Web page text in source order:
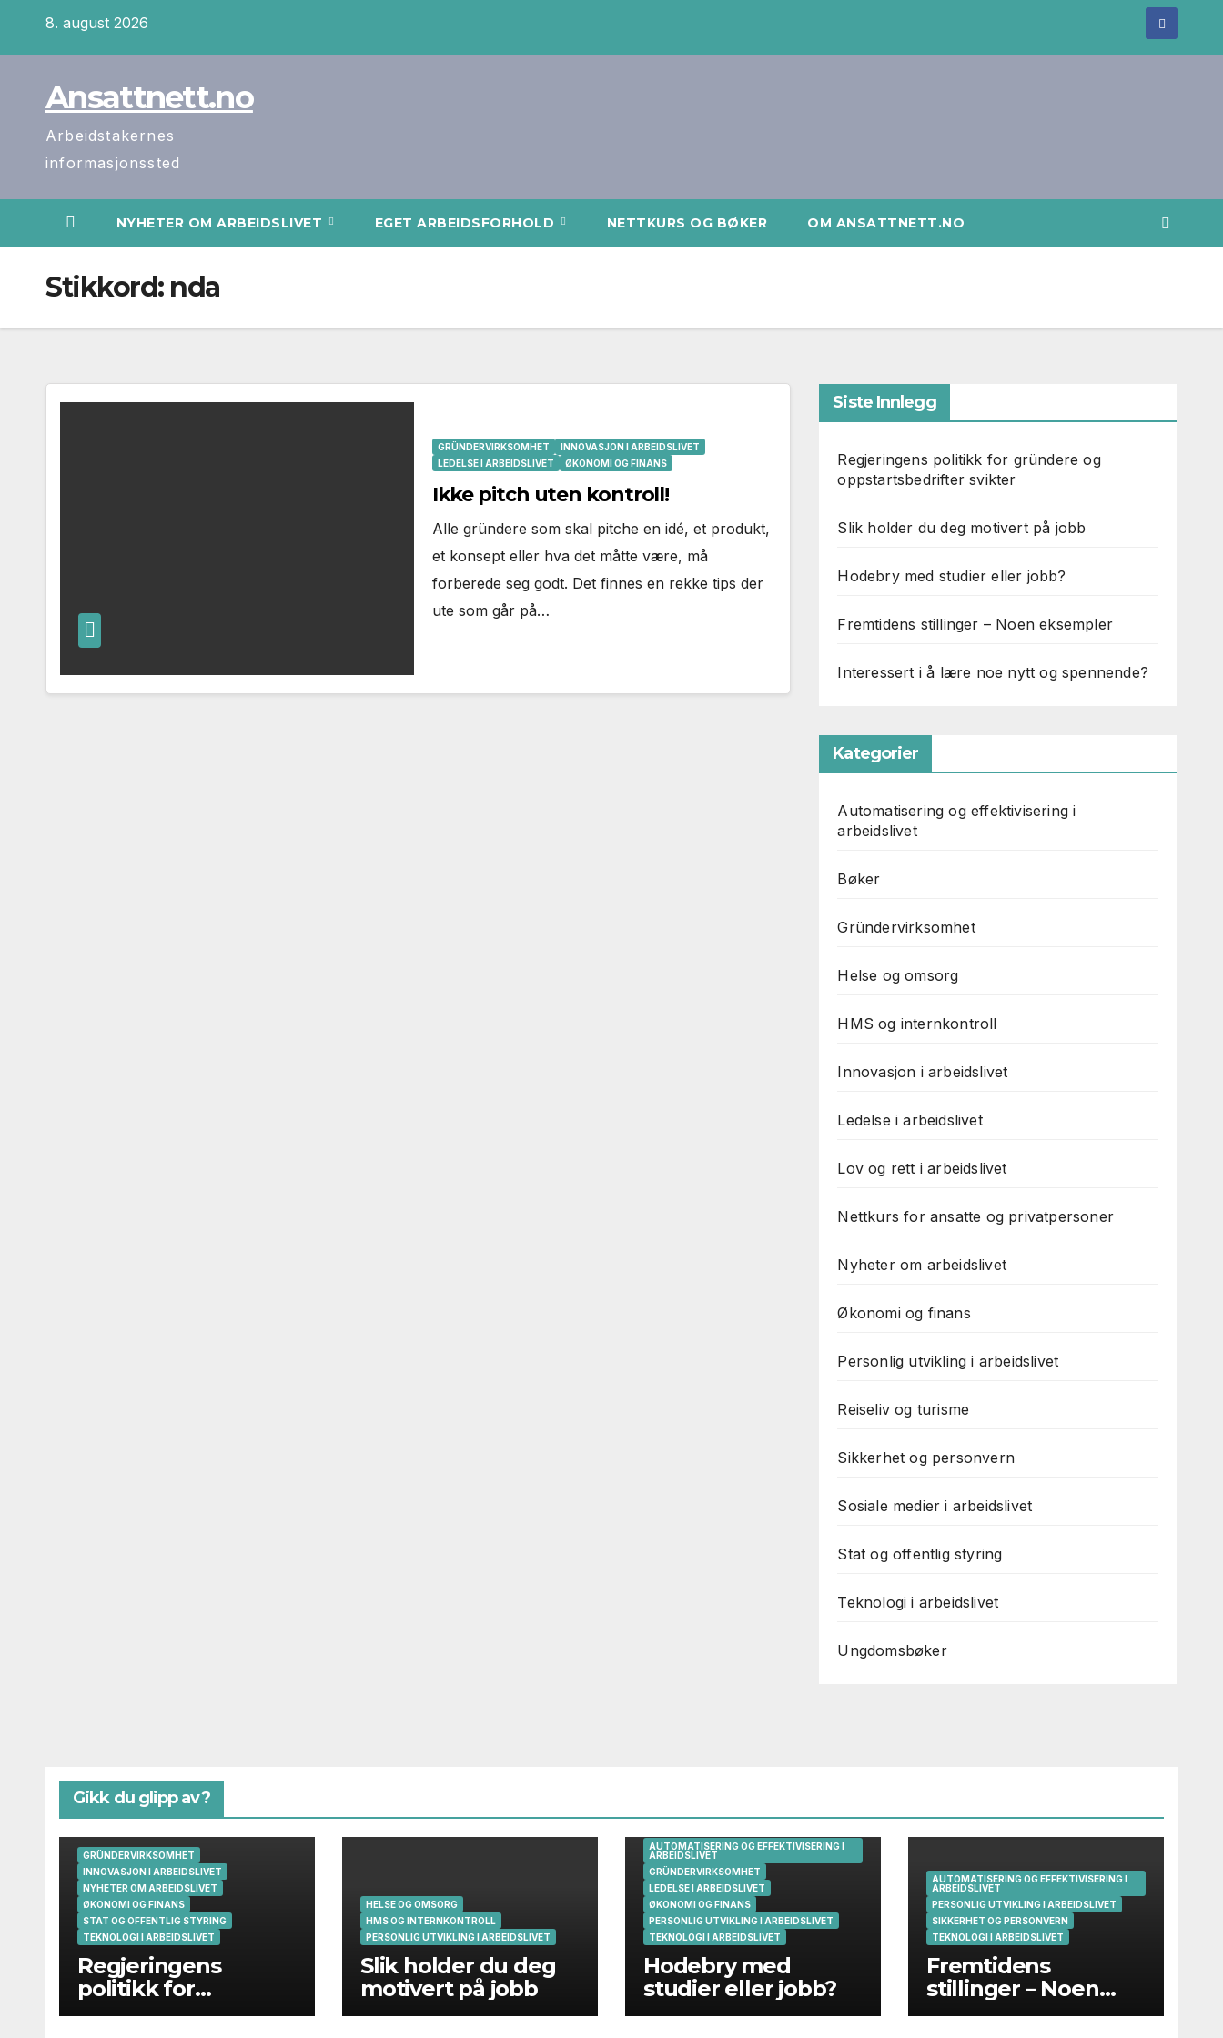
8. august 2026
Ansattnett.no
Arbeidstakernes
informasjonssted
NYHETER OM ARBEIDSLIVET EGET ARBEIDSFORHOLD NETTKURS OG BØKER OM ANSATTNETT.NO
Stikkord: nda
GRÜNDERVIRKSOMHET
INNOVASJON I ARBEIDSLIVET
LEDELSE I ARBEIDSLIVET
ØKONOMI OG FINANS
Ikke pitch uten kontroll!
Alle gründere som skal pitche en idé, et produkt,
et konsept eller hva det måtte være, må
forberede seg godt. Det finnes en rekke tips der
ute som går på…
Siste Innlegg
Regjeringens politikk for gründere og
oppstartsbedrifter svikter
Slik holder du deg motivert på jobb
Hodebry med studier eller jobb?
Fremtidens stillinger – Noen eksempler
Interessert i å lære noe nytt og spennende?
Kategorier
Automatisering og effektivisering i
arbeidslivet
Bøker
Gründervirksomhet
Helse og omsorg
HMS og internkontroll
Innovasjon i arbeidslivet
Ledelse i arbeidslivet
Lov og rett i arbeidslivet
Nettkurs for ansatte og privatpersoner
Nyheter om arbeidslivet
Økonomi og finans
Personlig utvikling i arbeidslivet
Reiseliv og turisme
Sikkerhet og personvern
Sosiale medier i arbeidslivet
Stat og offentlig styring
Teknologi i arbeidslivet
Ungdomsbøker
Gikk du glipp av?
GRÜNDERVIRKSOMHET
INNOVASJON I ARBEIDSLIVET
NYHETER OM ARBEIDSLIVET
ØKONOMI OG FINANS
STAT OG OFFENTLIG STYRING
TEKNOLOGI I ARBEIDSLIVET
Regjeringens
politikk for
gründere og
HELSE OG OMSORG
HMS OG INTERNKONTROLL
PERSONLIG UTVIKLING I ARBEIDSLIVET
Slik holder du deg
motivert på jobb
AUTOMATISERING OG EFFEKTIVISERING I
ARBEIDSLIVET
GRÜNDERVIRKSOMHET
LEDELSE I ARBEIDSLIVET
ØKONOMI OG FINANS
PERSONLIG UTVIKLING I ARBEIDSLIVET
TEKNOLOGI I ARBEIDSLIVET
Hodebry med
studier eller jobb?
AUTOMATISERING OG EFFEKTIVISERING I
ARBEIDSLIVET
PERSONLIG UTVIKLING I ARBEIDSLIVET
SIKKERHET OG PERSONVERN
TEKNOLOGI I ARBEIDSLIVET
Fremtidens
stillinger – Noen
eksempler